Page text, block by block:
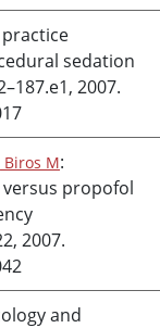
practice
sedation
2007.
Biros M:
versus propofol
2007.
and